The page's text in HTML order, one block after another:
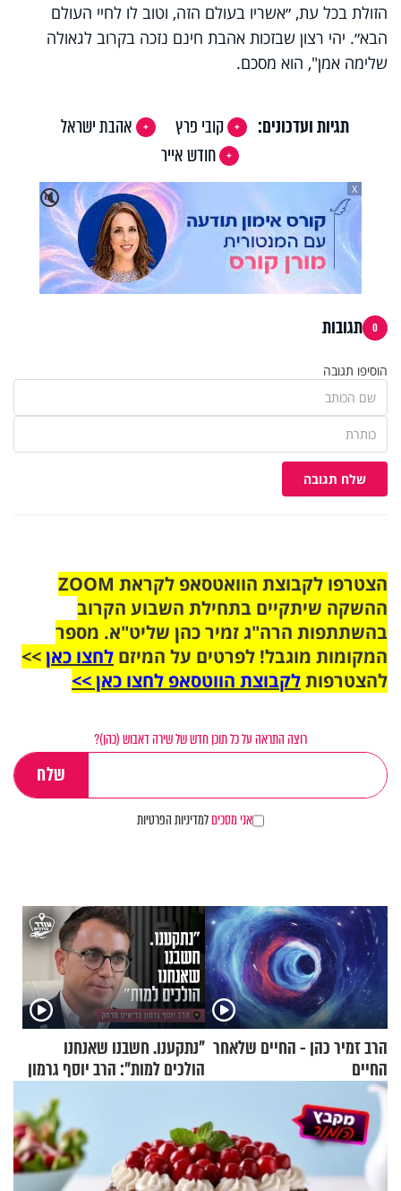
הזולת בכל עת, ״אשריו בעולם הזה, וטוב לו לחיי העולם
הבא״. יהי רצון שבזכות אהבת חינם נזכה בקרוב לגאולה
שלימה אמן", הוא מסכם.
תגיות ועדכונים: קובי פרץ
אהבת ישראל
חודש אייר
🔇
X
0 תגובות
הוסיפו תגובה
שלח תגובה
הצטרפו לקבוצת הוואטסאפ לקראת ZOOM
ההשקה שיתקיים בתחילת השבוע הקרוב
בהשתתפות הרה"ג זמיר כהן שליט"א. מספר
המקומות מוגבל! לפרטים על המיזם לחצו כאן>>
להצטרפותלקבוצת הווטסאפ לחצו כאן >>
רוצה התראה על כל תוכן חדש של שירה דאבוש (כהן)?
אני מסכיםלמדיניות הפרטיות
הרב זמיר כהן - החיים שלאחר
החיים
"נתקענו. חשבנו שאנחנו
הולכים למות": הרב יוסף גרמון